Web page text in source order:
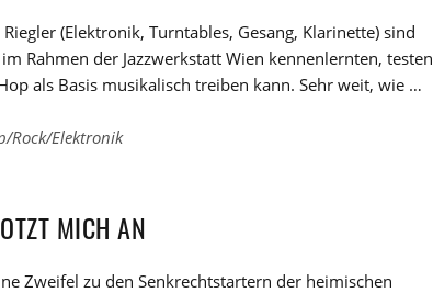
(Elektronik, Turntables, Gesang, Klarinette) sind
Rahmen der Jazzwerkstatt Wien kennenlernten, testen
als Basis musikalisch treiben kann. Sehr weit, wie …
Rock/Elektronik
MICH AN
Zweifel zu den Senkrechtstartern der heimischen